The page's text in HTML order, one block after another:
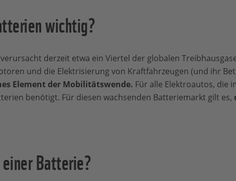
wichtig?
derzeit etwa ein Viertel der globalen
und die Elektrisierung von Kraftfahrzeugen (und ihr
Element der Mobilitätswende. Für alle Elektroautos, die
benötigt. Für diesen wachsenden Batteriemarkt gilt es,
Batterie?